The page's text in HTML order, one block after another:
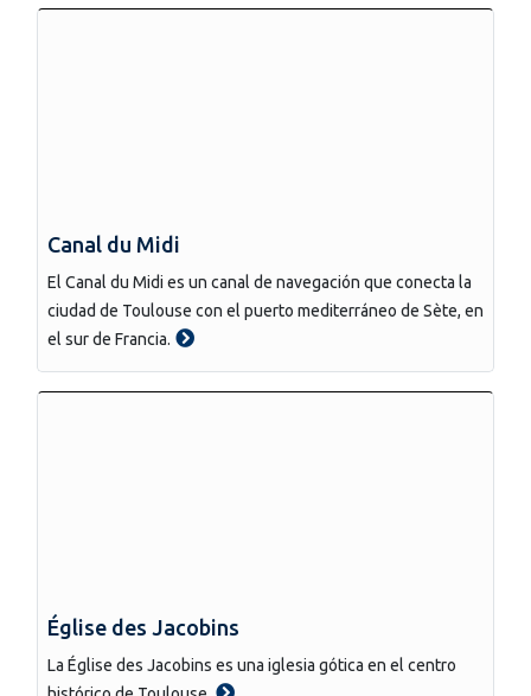
Canal du Midi
El Canal du Midi es un canal de navegación que conecta la
ciudad de Toulouse con el puerto mediterráneo de Sète, en
el sur de Francia.
Église des Jacobins
La Église des Jacobins es una iglesia gótica en el centro